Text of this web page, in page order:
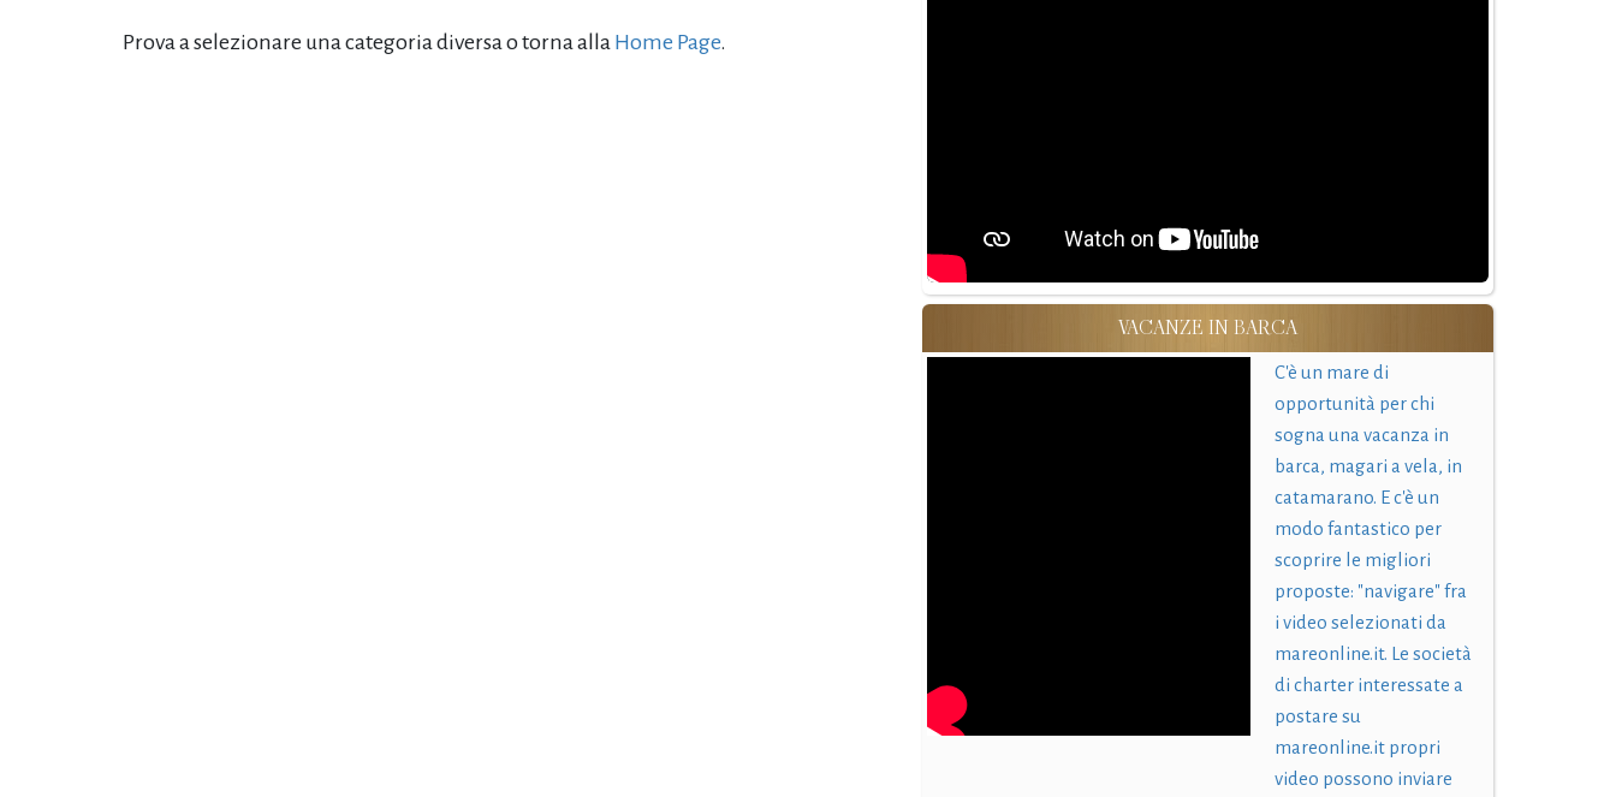
Prova a selezionare una categoria diversa o torna alla Home Page.
VACANZE IN BARCA
C'è un mare di
opportunità per chi
sogna una vacanza in
barca, magari a vela, in
catamarano. E c'è un
modo fantastico per
scoprire le migliori
proposte: "navigare" fra
i video selezionati da
mareonline.it. Le società
di charter interessate a
postare su
mareonline.it propri
video possono inviare